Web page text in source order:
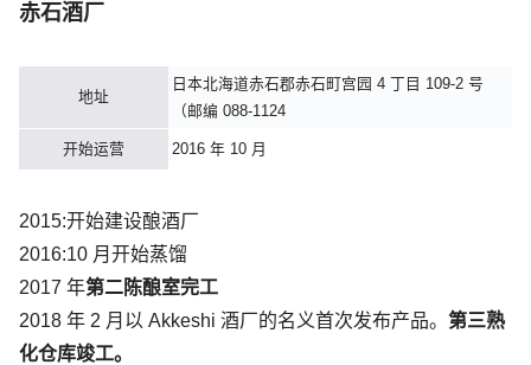
赤石酒厂
地址
日本北海道赤石郡赤石町宫园 4 丁目 109-2 号
（邮编 088-1124
开始运营 2016 年 10 月
2015:开始建设酿酒厂
2016:10 月开始蒸馏
2017 年第二陈酿室完工
2018 年 2 月以 Akkeshi 酒厂的名义首次发布产品。 第三熟
化仓库竣工。